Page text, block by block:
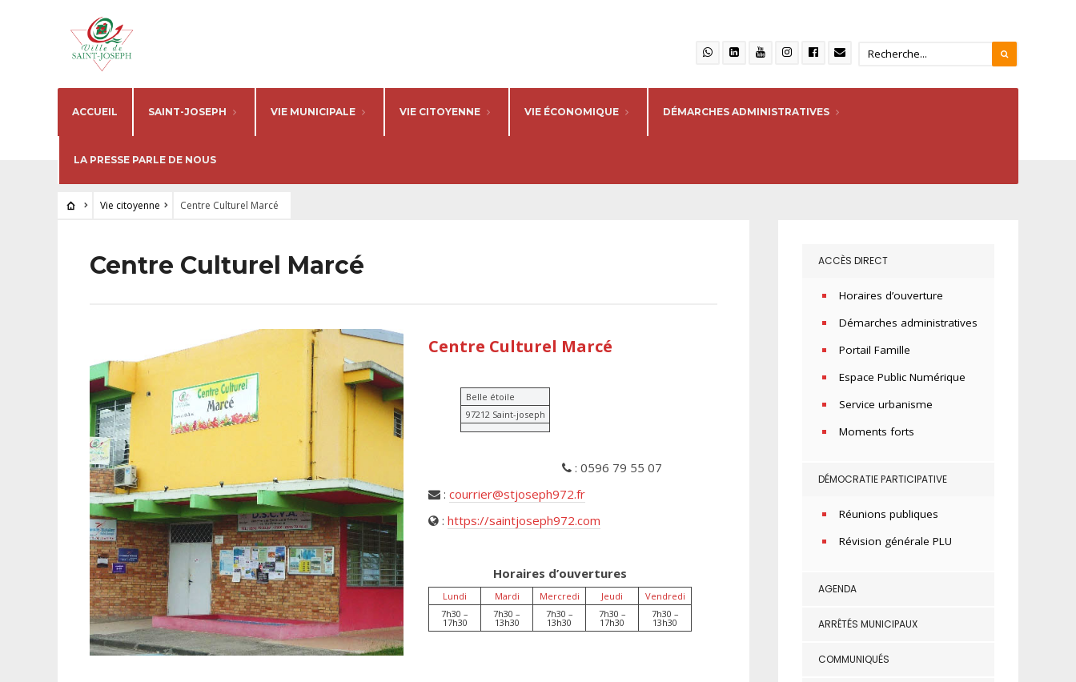
ACCUEIL SAINT-JOSEPH VIE MUNICIPALE VIE CITOYENNE VIE ÉCONOMIQUE DÉMARCHES ADMINISTRATIVES
LA PRESSE PARLE DE NOUS
Vie citoyenne Centre Culturel Marcé
Centre Culturel Marcé
Centre Culturel Marcé
Belle étoile
97212 Saint-joseph
:0596 79 55 07
:courrier@stjoseph972.fr
:https://saintjoseph972.com
Horaires d’ouvertures
Lundi Mardi Mercredi Jeudi
Vendredi
7h30 –
17h30
7h30 –
13h30
7h30 –
13h30
7h30 –
17h30
7h30 –
13h30
ACCÈS DIRECT
Horaires d’ouverture
Démarches administratives
Portail Famille
Espace Public Numérique
Service urbanisme
Moments forts
DÉMOCRATIE PARTICIPATIVE
Réunions publiques
Révision générale PLU
AGENDA
ARRÊTÉS MUNICIPAUX
COMMUNIQUÉS